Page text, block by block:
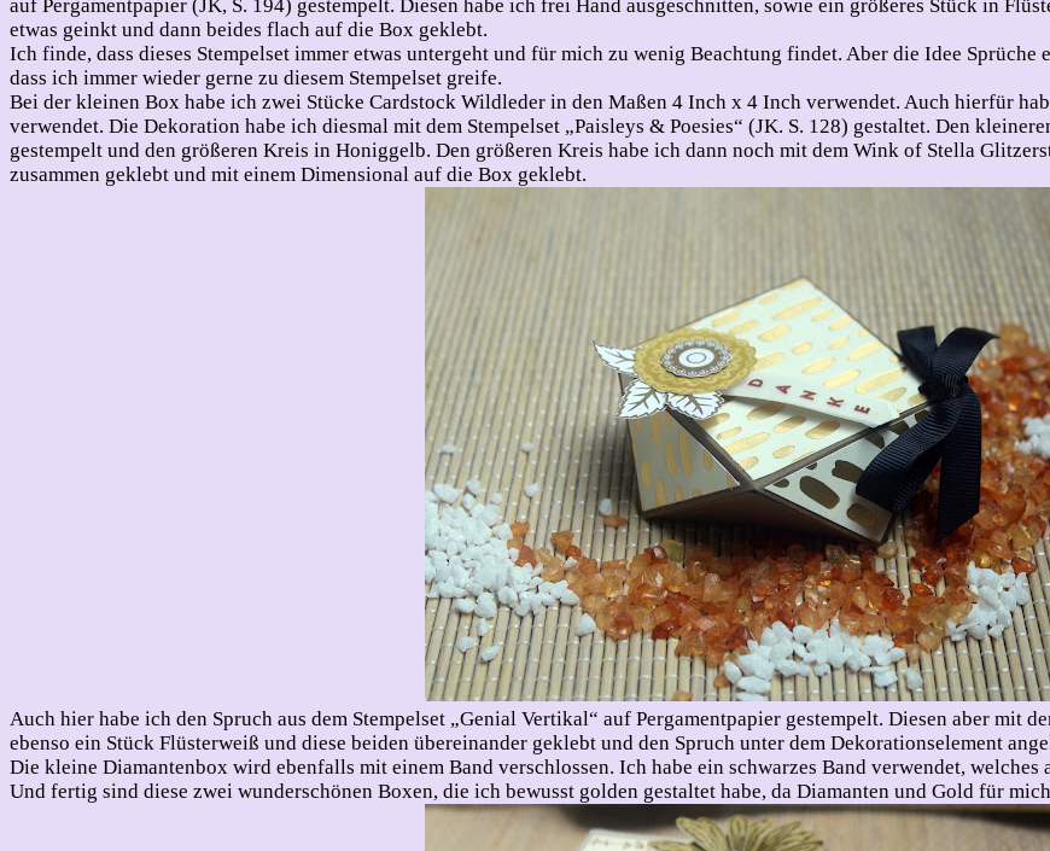
auf Pergamentpapier (JK, S. 194) gestempelt. Diesen habe ich frei Hand ausgeschnitten, sowie ein größeres Stück in
etwas geinkt und dann beides flach auf die Box geklebt.
Ich finde, dass dieses Stempelset immer etwas untergeht und für mich zu wenig Beachtung findet. Aber die Idee
dass ich immer wieder gerne zu diesem Stempelset greife.
Bei der kleinen Box habe ich zwei Stücke Cardstock Wildleder in den Maßen 4 Inch x 4 Inch verwendet. Auch hierfür
verwendet. Die Dekoration habe ich diesmal mit dem Stempelset „Paisleys & Poesies“ (JK. S. 128) gestaltet. Den
gestempelt und den größeren Kreis in Honiggelb. Den größeren Kreis habe ich dann noch mit dem Wink of Stella
zusammen geklebt und mit einem Dimensional auf die Box geklebt.
Auch hier habe ich den Spruch aus dem Stempelset „Genial Vertikal“ auf Pergamentpapier gestempelt. Diesen aber mit
ebenso ein Stück Flüsterweiß und diese beiden übereinander geklebt und den Spruch unter dem Dekorationselement
Die kleine Diamantenbox wird ebenfalls mit einem Band verschlossen. Ich habe ein schwarzes Band verwendet, welches
Und fertig sind diese zwei wunderschönen Boxen, die ich bewusst golden gestaltet habe, da Diamanten und Gold für